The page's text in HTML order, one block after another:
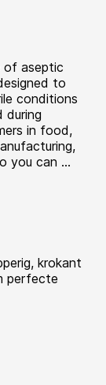
of aseptic
to
conditions
during
in food,
you can ...
krokant
perfecte